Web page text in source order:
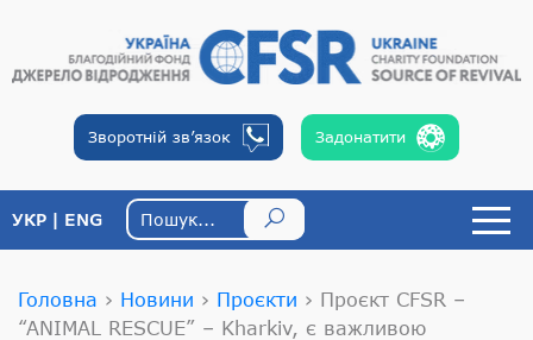
Зворотній зв’язок Задонатити
УКР ENG
Головна › Новини › Проєкти › Проєкт CFSR –
“ANIMAL RESCUE” – Kharkiv, є важливою